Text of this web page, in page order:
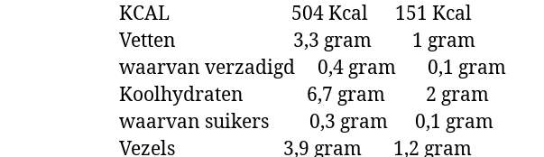
KCAL 504 Kcal 151 Kcal
Vetten 3,3 gram 1 gram
waarvan verzadigd 0,4 gram 0,1 gram
Koolhydraten 6,7 gram 2 gram
waarvan suikers 0,3 gram 0,1 gram
Vezels 3,9 gram 1,2 gram